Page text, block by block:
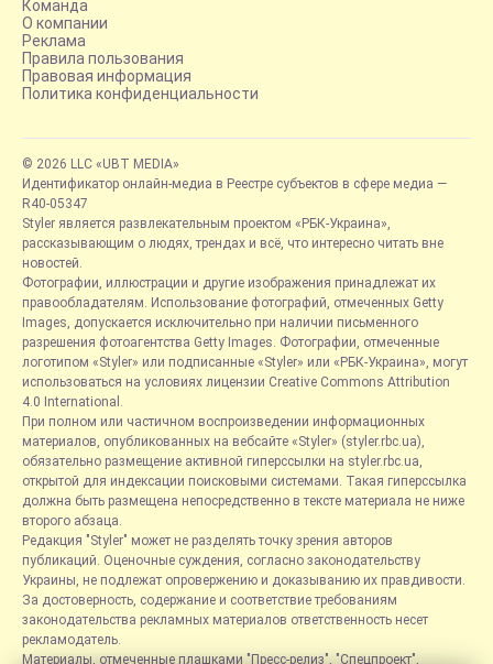
Команда
О компании
Реклама
Правила пользования
Правовая информация
Политика конфиденциальности
© 2026 LLC «UBT MEDIA»
Идентификатор онлайн-медиа в Реестре субъектов в сфере медиа —
R40-05347
Styler является развлекательным проектом «РБК-Украина»,
рассказывающим о людях, трендах и всё, что интересно читать вне
новостей.
Фотографии, иллюстрации и другие изображения принадлежат их
правообладателям. Использование фотографий, отмеченных Getty
Images, допускается исключительно при наличии письменного
разрешения фотоагентства Getty Images. Фотографии, отмеченные
логотипом «Styler» или подписанные «Styler» или «РБК-Украина», могут
использоваться на условиях лицензии Creative Commons Attribution
4.0 International.
При полном или частичном воспроизведении информационных
материалов, опубликованных на вебсайте «Styler» (styler.rbc.ua),
обязательно размещение активной гиперссылки на styler.rbc.ua,
открытой для индексации поисковыми системами. Такая гиперссылка
должна быть размещена непосредственно в тексте материала не ниже
второго абзаца.
Редакция "Styler" может не разделять точку зрения авторов
публикаций. Оценочные суждения, согласно законодательству
Украины, не подлежат опровержению и доказыванию их правдивости.
За достоверность, содержание и соответствие требованиям
законодательства рекламных материалов ответственность несет
рекламодатель.
Материалы, отмеченные плашками "Пресс-релиз", "Спецпроект",